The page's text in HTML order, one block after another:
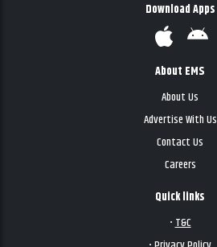
Download Apps
About EMS
About Us
Advertise With Us
Contact Us
Careers
Quick links
•T&C